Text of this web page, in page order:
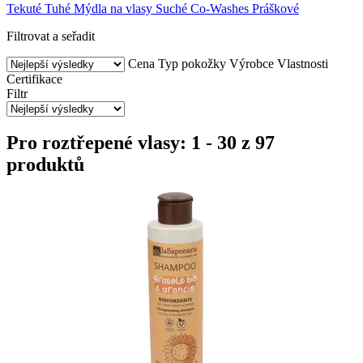
Tekuté Tuhé Mýdla na vlasy Suché Co-Washes Práškové
Filtrovat a seřadit
Cena Typ pokožky Výrobce Vlastnosti
Certifikace
Filtr
Pro roztřepené vlasy: 1 - 30 z 97
produktů